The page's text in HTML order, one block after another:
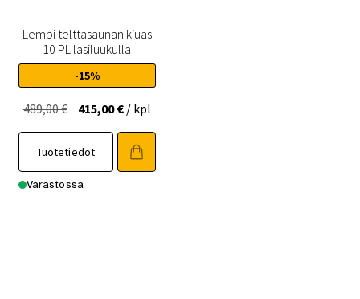
Lempi telttasaunan kiuas
10 PL lasiluukulla
-15%
489,00€ Alkuperäinen
oli:
489,00 €.
415,00€Nykyinen
on:
415,00 €.
/ kpl
Tuotetiedot
Varastossa